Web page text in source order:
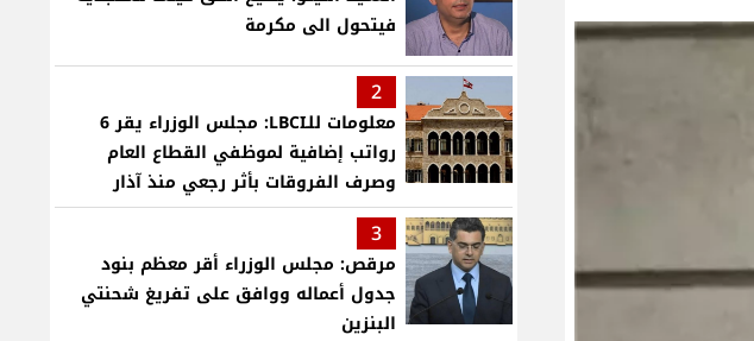
فيتحول الى مكرمة
2
معلومات للـLBCI: مجلس الوزراء يقر 6
رواتب إضافية لموظفي القطاع العام
وصرف الفروقات بأثر رجعي منذ آذار
3
مرقص: مجلس الوزراء أقر معظم بنود
جدول أعماله ووافق على تفريغ شحنتي
البنزين